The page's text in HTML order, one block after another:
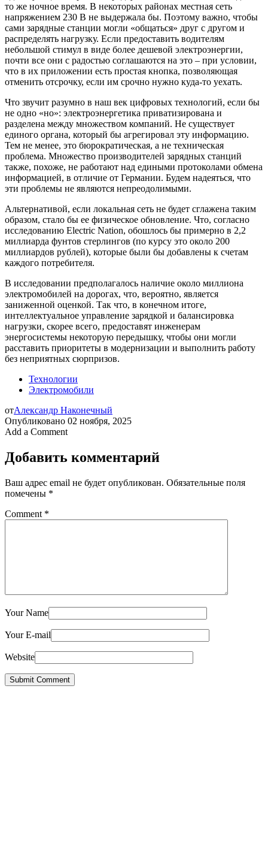
то же ночное время. В некоторых районах местная сеть
напряжением 230 В не выдержала бы. Поэтому важно, чтобы
сами зарядные станции могли «общаться» друг с другом и
распределять нагрузку. Если предоставить водителям
небольшой стимул в виде более дешевой электроэнергии,
почти все они с радостью соглашаются на это – при условии,
что в их приложении есть простая кнопка, позволяющая
отменить отсрочку, если им срочно нужно куда-то уехать.
Что звучит разумно в наш век цифровых технологий, если бы
не одно «но»: электроэнергетика приватизирована и
разделена между множеством компаний. Не существует
единого органа, который бы агрегировал эту информацию.
Тем не менее, это бюрократическая, а не техническая
проблема. Множество производителей зарядных станций
также, похоже, не работают над едиными протоколами обмена
информацией, в отличие от Германии. Будем надеяться, что
эти проблемы не являются непреодолимыми.
Альтернативой, если локальная сеть не будет сглажена таким
образом, стало бы ее физическое обновление. Что, согласно
исследованию Electric Nation, обошлось бы примерно в 2,2
миллиарда фунтов стерлингов (по курсу это около 200
миллиардов рублей), которые были бы добавлены к счетам
каждого потребителя.
В исследовании предполагалось наличие около миллиона
электромобилей на дорогах, что, вероятно, является
заниженной оценкой. Так что, в конечном итоге,
интеллектуальное управление зарядкой и балансировка
нагрузки, скорее всего, предоставят инженерам
энергосистемы некоторую передышку, чтобы они могли
расставить приоритеты в модернизации и выполнить работу
без неприятных сюрпризов.
Технологии
Электромобили
отАлександр Наконечный
Опубликовано 02 ноября, 2025
Add a Comment
Добавить комментарий
Ваш адрес email не будет опубликован. Обязательные поля
помечены *
Comment *
Your Name
Your E-mail
Website
Submit Comment